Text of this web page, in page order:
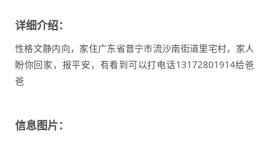
详细介绍：
性格文静内向，家住广东省普宁市流沙南街道里宅村，家人
盼你回家，报平安，有看到可以打电话13172801914给爸
爸
信息图片：